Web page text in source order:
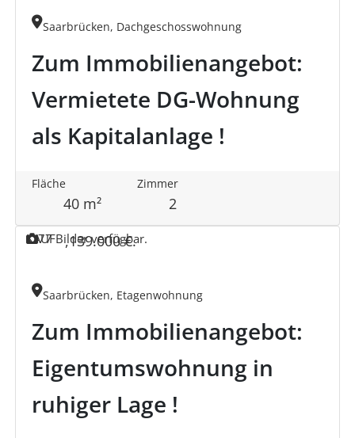
Saarbrücken, Dachgeschosswohnung
Zum Immobilienangebot:
Vermietete DG-Wohnung
als Kapitalanlage !
Fläche
40 m²
Zimmer
2
Saarbrücken, Etagenwohnung
Zum Immobilienangebot:
Eigentumswohnung in
ruhiger Lage !
KAUF ,139.000 €.
77 Bilder verfügbar.